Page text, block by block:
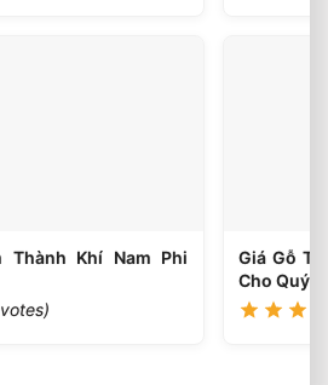
Thành Khí Nam Phi
Giá Gỗ
Cho Quý